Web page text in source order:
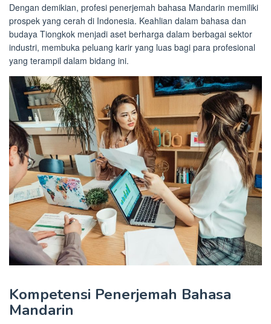
Dengan demikian, profesi penerjemah bahasa Mandarin memiliki
prospek yang cerah di Indonesia. Keahlian dalam bahasa dan
budaya Tiongkok menjadi aset berharga dalam berbagai sektor
industri, membuka peluang karir yang luas bagi para profesional
yang terampil dalam bidang ini.
Kompetensi Penerjemah Bahasa
Mandarin